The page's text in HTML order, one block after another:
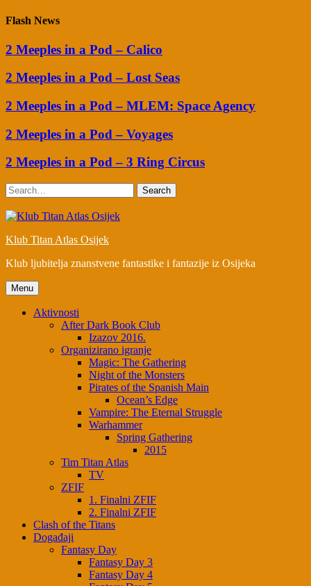
Flash News
2 Meeples in a Pod – Calico
2 Meeples in a Pod – Lost Seas
2 Meeples in a Pod – MLEM: Space Agency
2 Meeples in a Pod – Voyages
2 Meeples in a Pod – 3 Ring Circus
Search
Klub Titan Atlas Osijek
Klub ljubitelja znanstvene fantastike i fantazije iz Osijeka
Menu
Aktivnosti
After Dark Book Club
Izazov 2016.
Organizirano igranje
Magic: The Gathering
Night of the Monsters
Pirates of the Spanish Main
Ocean’s Edge
Vampire: The Eternal Struggle
Warhammer
Spring Gathering
2015
Tim Titan Atlas
TV
ZFIF
1. Finalni ZFIF
2. Finalni ZFIF
Clash of the Titans
Događaji
Fantasy Day
Fantasy Day 3
Fantasy Day 4